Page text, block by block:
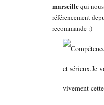
marseillequi nous
référencement
recommande :)